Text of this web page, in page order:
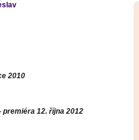
2010
premiéra 12. října 2012